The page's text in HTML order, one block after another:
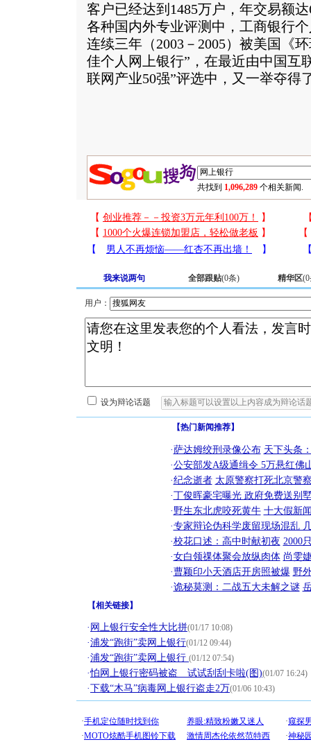
客户已经达到1485万户，年交易额
各种国内外专业评测中，工商银行
连续三年（2003－2005）被美国《
佳个人网上银行”，在最近由中国互
联网产业50强”评选中，又一举夺得
共找到 1,096,289 个相关新闻.
我来说两句 全部跟贴(0条) 精华区(0
用户：
设为辩论话题
【热门新闻推荐】
·萨达姆绞刑录像公布 天下头条
·公安部发A级通缉令 5万悬红佛
·纪念逝者 太原警察打死北京警
·丁俊晖豪宅曝光 政府免费送别
·野生东北虎咬死黄牛 十大假新
·专家辩论伪科学废留现场混乱
·校花口述：高中时献初夜 2000
·女白领祼体聚会放纵肉体 尚雯
·曹颖印小天酒店开房照被爆 野
·诡秘莫测：二战五大未解之谜
【相关链接】
· 网上银行安全性大比拼(01/17 10:08)
·浦发“跑街”卖网上银行(01/12 09:44)
·浦发“跑街”卖网上银行 (01/12 07:54)
·怕网上银行密码被盗 试试刮刮卡啦(图)(01/07 16:24)
·下载“木马”病毒网上银行盗走2万(01/06 10:43)
[圣诞节]